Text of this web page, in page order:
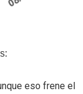
eso frene el